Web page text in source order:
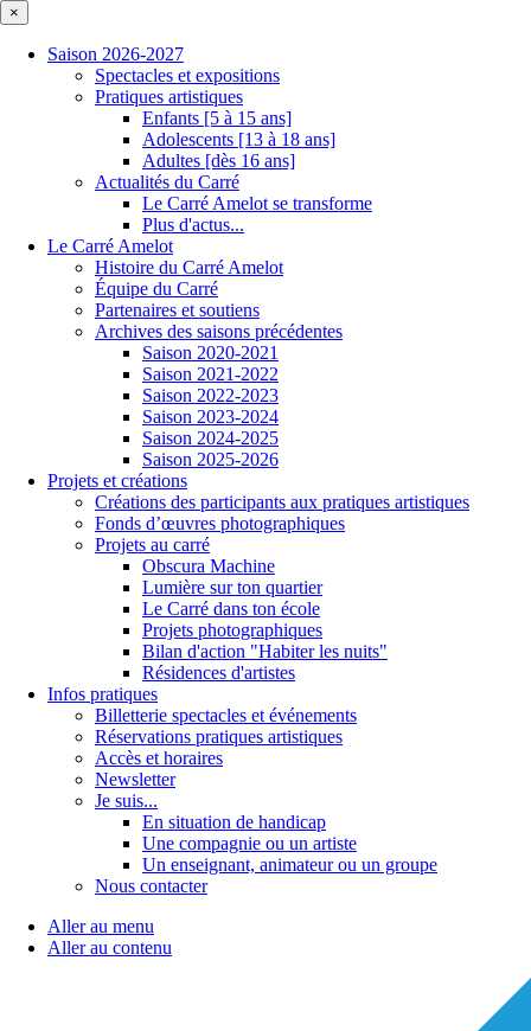
×
Saison 2026-2027
Spectacles et expositions
Pratiques artistiques
Enfants [5 à 15 ans]
Adolescents [13 à 18 ans]
Adultes [dès 16 ans]
Actualités du Carré
Le Carré Amelot se transforme
Plus d'actus...
Le Carré Amelot
Histoire du Carré Amelot
Équipe du Carré
Partenaires et soutiens
Archives des saisons précédentes
Saison 2020-2021
Saison 2021-2022
Saison 2022-2023
Saison 2023-2024
Saison 2024-2025
Saison 2025-2026
Projets et créations
Créations des participants aux pratiques artistiques
Fonds d’œuvres photographiques
Projets au carré
Obscura Machine
Lumière sur ton quartier
Le Carré dans ton école
Projets photographiques
Bilan d'action "Habiter les nuits"
Résidences d'artistes
Infos pratiques
Billetterie spectacles et événements
Réservations pratiques artistiques
Accès et horaires
Newsletter
Je suis...
En situation de handicap
Une compagnie ou un artiste
Un enseignant, animateur ou un groupe
Nous contacter
Aller au menu
Aller au contenu